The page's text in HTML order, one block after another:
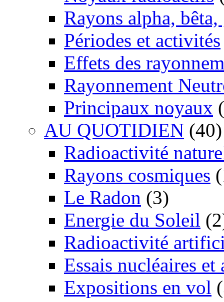
Rayons alpha, bêta,
Périodes et activités
Effets des
Rayonnement
Principaux noyaux
AU QUOTIDIEN (40)
Radioactivité
Rayons cosmiques
Le Radon (3)
Energie du Soleil
Radioactivité
Essais nucléaires et
Expositions en vol